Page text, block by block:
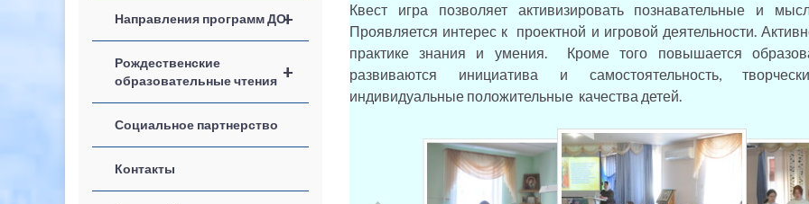
+
Направления программ ДО
+
Рождественские
образовательные чтения
Социальное партнерство
Контакты
Квест игра позволяет активизировать познавательные и
Проявляется интерес к проектной и игровой деятельности.
практике знания и умения. Кроме того повышается
развиваются инициатива и самостоятельность,
индивидуальные положительные качества детей.